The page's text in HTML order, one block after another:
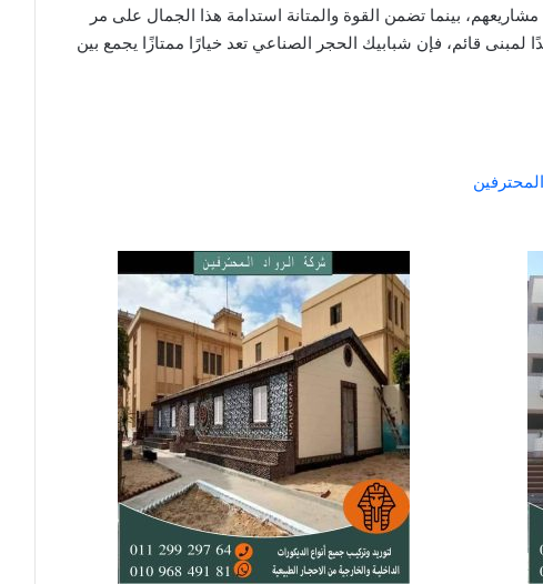
بينما تضمن القوة والمتانة استدامة هذا الجمال على مر
لمبنى قائم، فإن شبابيك الحجر الصناعي تعد خيارًا ممتازًا يجمع بين